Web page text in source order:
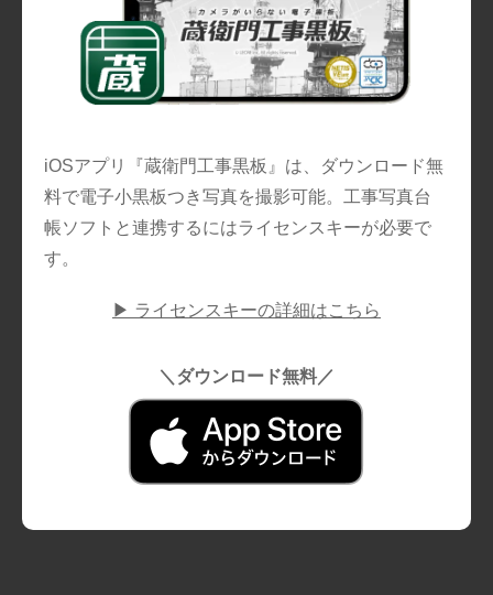
iOSアプリ『蔵衛門工事黒板』は、ダウンロード無
料で電子小黒板つき写真を撮影可能。工事写真台
帳ソフトと連携するにはライセンスキーが必要で
す。
▶ ライセンスキーの詳細はこちら
＼ダウンロード無料／